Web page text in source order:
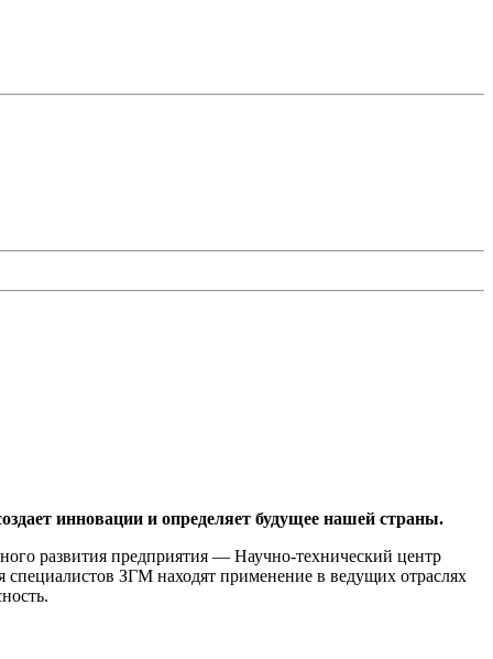
инновации и определяет будущее нашей страны.
развития предприятия — Научно-технический центр
ЗГМ находят применение в ведущих отраслях